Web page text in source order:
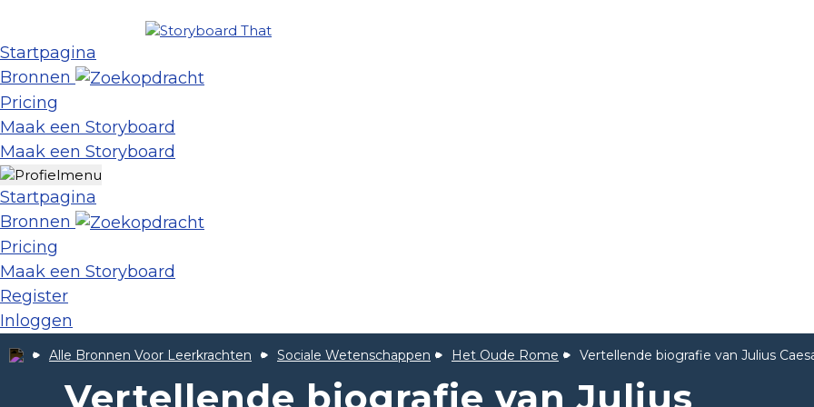
Startpagina
Bronnen
Pricing
Maak een Storyboard
Maak een Storyboard
Startpagina
Bronnen
Pricing
Maak een Storyboard
Register
Inloggen
Alle Bronnen Voor Leerkrachten Sociale Wetenschappen Het Oude Rome Vertellende biografie van Julius
Vertellende biografie van Julius